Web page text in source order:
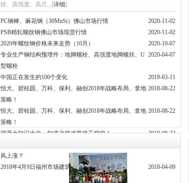
径、高强度、高尺...[详细]
2020-11-02
PC钢棒、麻花钢（30MnSi）佛山市场行情
2020-11-02
PSB精轧螺纹钢佛山市场现货行情
2020-10-07
2020年螺纹钢价格未来走势（10月）
2020-04-07
专业生产钢结构预埋件：地脚螺栓、高强度地脚螺丝、U
型螺栓
2019-03-11
中国正在发生的100个变化
2018-08-22
恒大、碧桂园、万科、保利、融创2018年战略布局、拿地
策略！
2018-08-22
恒大、碧桂园、万科、保利、融创2018年战略布局、拿地
策略！
2018-08-22
混凝土知识大全，知道这些才算搞工程的！
风上涨？
2018-04-09
2018年4月9日福州市场建筑钢材价格行情